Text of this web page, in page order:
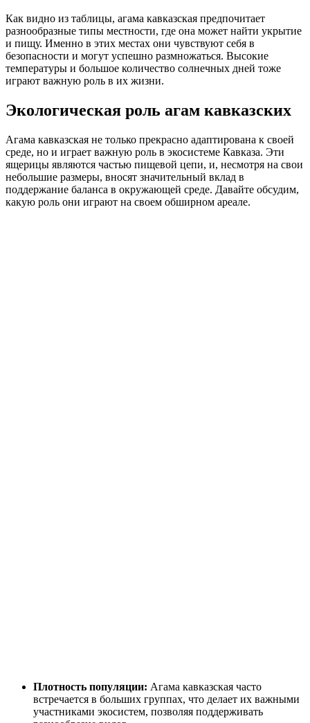
Как видно из таблицы, агама кавказская предпочитает
разнообразные типы местности, где она может найти укрытие
и пищу. Именно в этих местах они чувствуют себя в
безопасности и могут успешно размножаться. Высокие
температуры и большое количество солнечных дней тоже
играют важную роль в их жизни.
Экологическая роль агам кавказских
Агама кавказская не только прекрасно адаптирована к своей
среде, но и играет важную роль в экосистеме Кавказа. Эти
ящерицы являются частью пищевой цепи, и, несмотря на свои
небольшие размеры, вносят значительный вклад в
поддержание баланса в окружающей среде. Давайте обсудим,
какую роль они играют на своем обширном ареале.
Плотность популяции: Агама кавказская часто
встречается в больших группах, что делает их важными
участниками экосистем, позволяя поддерживать